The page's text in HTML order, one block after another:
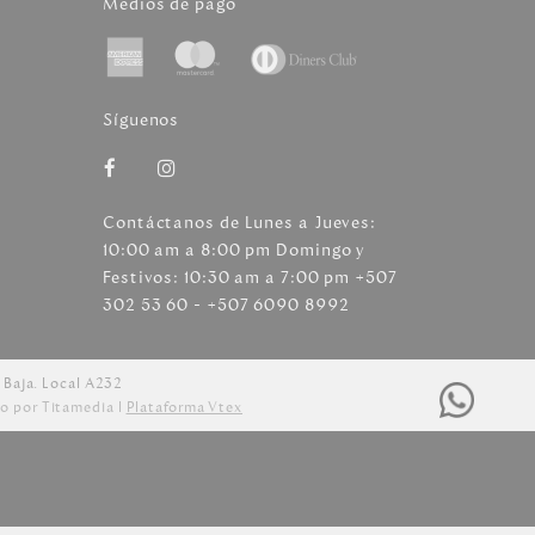
Síguenos
Contáctanos de Lunes a Jueves:
10:00 am a 8:00 pm Domingo y
Festivos: 10:30 am a 7:00 pm +507
302 53 60 - +507 6090 8992
Local A232
por Titamedia l Plataforma Vtex